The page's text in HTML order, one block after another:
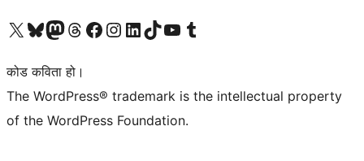
हाम्रो X (पहिले ट्विटर) खातामा जानुहोस्
हाम्रो Bluesky खाता भ्रमण गर्नुहोस्
हाम्रो म्यास्टोडन खाता भ्रमण गर्नुहोस्
हाम्रो थ्रेड्स खातामा जानुहोस्
हाम्रो फेसबुक पेजमा जानुहोस्
हाम्रो इन्स्टाग्राम खातामा जानुहोस्
हाम्रो लिङ्क्डइन खातामा जानुहोस्
हाम्रो TikTok खाता भ्रमण गर्नुहोस्
हाम्रो युट्युब च्यानलमा जानुहोस्
हाम्रो टम्बलर खाता भ्रमण गर्नुहोस्
कोड कविता हो।
The WordPress® trademark is the intellectual property
of the WordPress Foundation.